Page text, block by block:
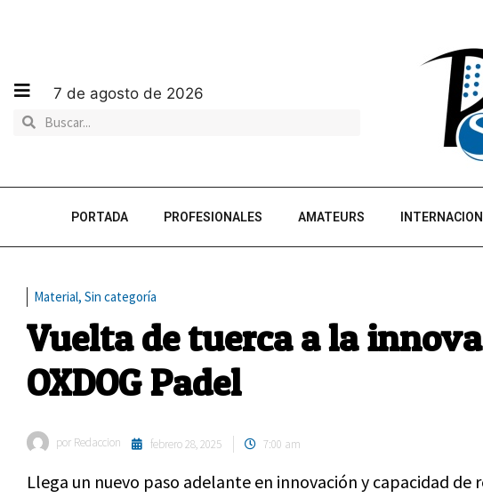
7 de agosto de 2026
PORTADA PROFESIONALES AMATEURS
Material, Sin categoría
Vuelta de tuerca a la
OXDOG Padel
por Redaccion febrero 28, 2025 7:00 am
Llega un nuevo paso adelante en innovación y capacidad de